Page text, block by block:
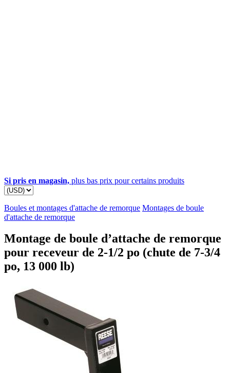
Si pris en magasin, plus bas prix pour certains produits
Boules et montages d'attache de remorque Montages de boule
d'attache de remorque
Montage de boule d’attache de remorque
pour receveur de 2-1/2 po (chute de 7-3/4
po, 13 000 lb)